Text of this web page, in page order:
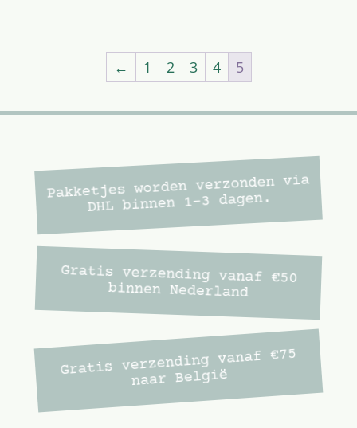
← 1 2 3 4 5
Pakketjes worden verzonden via
DHL binnen 1-3 dagen.
Gratis verzending vanaf €50
binnen Nederland
Gratis verzending vanaf €75
naar België